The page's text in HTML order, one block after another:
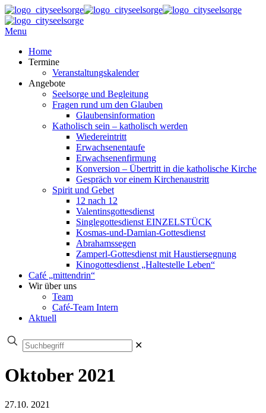
Menu
Home
Termine
Veranstaltungskalender
Angebote
Seelsorge und Begleitung
Fragen rund um den Glauben
Glaubensinformation
Katholisch sein – katholisch werden
Wiedereintritt
Erwachsenentaufe
Erwachsenenfirmung
Konversion – Übertritt in die katholische Kirche
Gespräch vor einem Kirchenaustritt
Spirit und Gebet
12 nach 12
Valentinsgottesdienst
Singlegottesdienst EINZELSTÜCK
Kosmas-und-Damian-Gottesdienst
Abrahamssegen
Zamperl-Gottesdienst mit Haustiersegnung
Kinogottesdienst „Haltestelle Leben“
Café „mittendrin“
Wir über uns
Team
Café-Team Intern
Aktuell
✕
Oktober 2021
27.10. 2021